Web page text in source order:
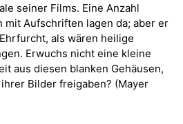
seiner Films. Eine Anzahl
mit Aufschriften lagen da; aber er
als wären heilige
Erwuchs nicht eine kleine
aus diesen blanken Gehäusen,
Bilder freigaben? (Mayer